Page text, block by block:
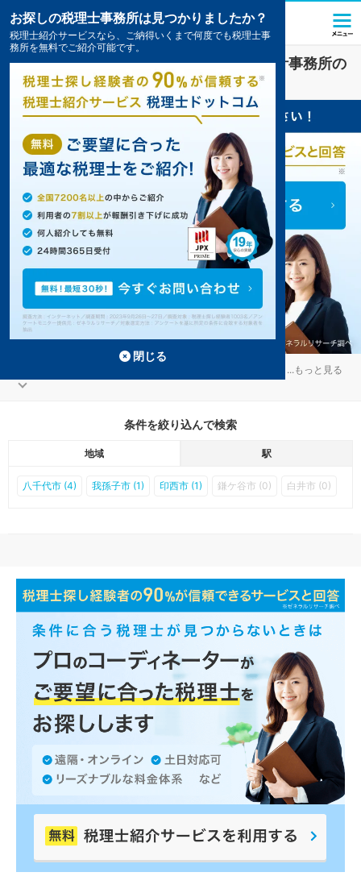
小室駅(千葉県)の節税を扱う税理士・会計事務所の
一覧
...もっと見る
条件を絞り込んで検索
地域 駅
八千代市 (4) 我孫子市 (1) 印西市 (1) 鎌ケ谷市 (0) 白井市 (0)
お探しの税理士事務所は見つかりましたか？
税理士紹介サービスなら、ご納得いくまで何度でも税理士事
務所を無料でご紹介可能です。
閉じる